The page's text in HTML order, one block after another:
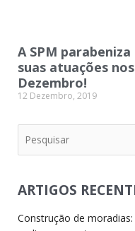
A SPM
suas atuações
Dezembro!
12 Dezembro, 2019
ARTIGOS
Construção de